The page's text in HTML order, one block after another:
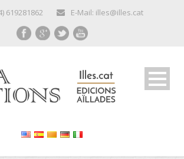
619281862 E-Mail: illes@illes.cat